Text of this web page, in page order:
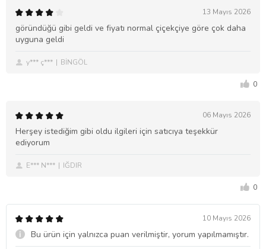
13 Mayıs 2026
göründüğü gibi geldi ve fiyatı normal çiçekçiye göre çok daha
uyguna geldi
y*** ç*** BİNGÖL
0
06 Mayıs 2026
Herşey istediğim gibi oldu ilgileri için satıcıya teşekkür
ediyorum
E*** N*** IĞDIR
0
10 Mayıs 2026
Bu ürün için yalnızca puan verilmiştir, yorum yapılmamıştır.